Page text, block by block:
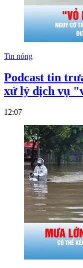
Tin nóng
Podcast tin
xử lý dịch vụ
12:07